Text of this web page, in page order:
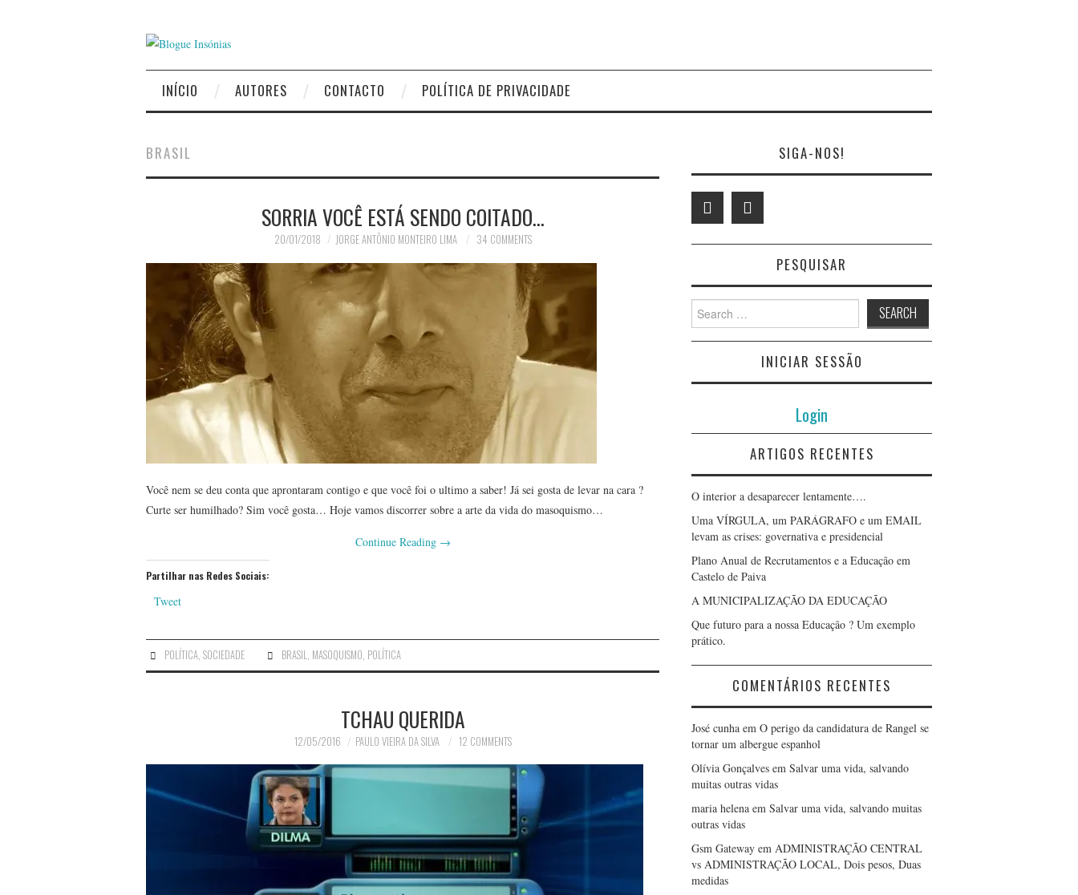
INÍCIO AUTORES CONTACTO POLÍTICA DE PRIVACIDADE
BRASIL
SORRIA VOCÊ ESTÁ SENDO COITADO…
20/01/2018 JORGE ANTÔNIO MONTEIRO LIMA 34 COMMENTS
Você nem se deu conta que aprontaram contigo e que você foi o ultimo a saber! Já sei gosta de levar na cara ?
Curte ser humilhado? Sim você gosta… Hoje vamos discorrer sobre a arte da vida do masoquismo…
Continue Reading →
Partilhar nas Redes Sociais:
Tweet
POLÍTICA,SOCIEDADE BRASIL, MASOQUISMO, POLÍTICA
TCHAU QUERIDA
12/05/2016 PAULO VIEIRA DA SILVA 12 COMMENTS
SIGA-NOS!
PESQUISAR
Search
for:
INICIAR SESSÃO
Login
ARTIGOS RECENTES
O interior a desaparecer lentamente….
Uma VÍRGULA, um PARÁGRAFO e um EMAIL
levam as crises: governativa e presidencial
Plano Anual de Recrutamentos e a Educação em
Castelo de Paiva
A MUNICIPALIZAÇÃO DA EDUCAÇÃO
Que futuro para a nossa Educação ? Um exemplo
prático.
COMENTÁRIOS RECENTES
José cunha em O perigo da candidatura de Rangel se
tornar um albergue espanhol
Olívia Gonçalves em Salvar uma vida, salvando
muitas outras vidas
maria helena em Salvar uma vida, salvando muitas
outras vidas
Gsm Gateway em ADMINISTRAÇÃO CENTRAL
vs ADMINISTRAÇÃO LOCAL, Dois pesos, Duas
medidas